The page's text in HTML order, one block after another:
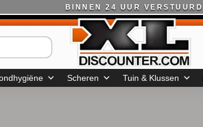
BINNEN 24 UUR VERSTUURD
Scheren Tuin & Klussen